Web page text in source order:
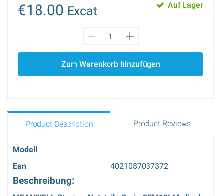
€18.00 Excat Auf Lager
Zum Warenkorb hinzufügen
Product Description Product Reviews
Modell
Ean
4021087037372
Beschreibung: